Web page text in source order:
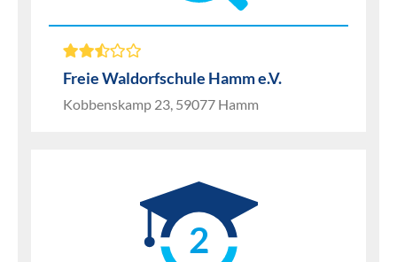
Freie Waldorfschule Hamm e.V.
Kobbenskamp 23, 59077 Hamm
2